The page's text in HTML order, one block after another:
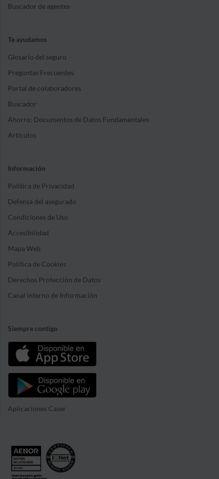
Buscador de agentes
Te ayudamos
Glosario del seguro
Preguntas Frecuentes
Portal de colaboradores
Buscador
Ahorro: Documentos de Datos Fundamentales
Artículos
Información
Política de Privacidad
Defensa del asegurado
Condiciones de Uso
Accesibilidad
Mapa Web
Política de Cookies
Derechos Protección de Datos
Canal interno de Información
Siempre contigo
Aplicaciones Caser